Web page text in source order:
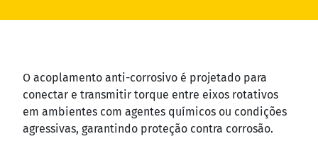
DISTRIBUIDORES
EMPRESA
ATENDIMENTO
O acoplamento anti-corrosivo é projetado para
conectar e transmitir torque entre eixos rotativos
em ambientes com agentes químicos ou condições
agressivas, garantindo proteção contra corrosão.